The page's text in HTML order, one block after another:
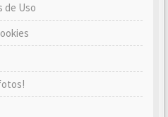
de Uso